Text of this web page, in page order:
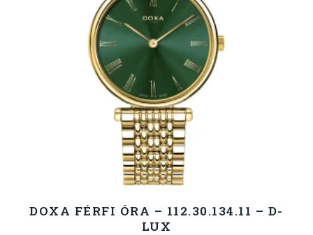
DOXA FÉRFI ÓRA – 112.30.134.11 – D-
LUX